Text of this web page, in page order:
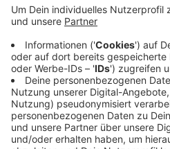
Teilnahmebedingungen